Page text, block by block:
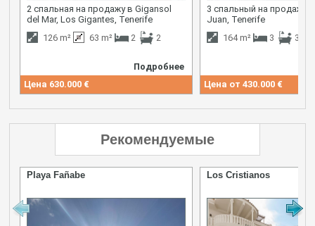
2 спальная на продажу в Gigansol
del Mar, Los Gigantes, Tenerife
126 m²
63 m² 2 2
Подробнее
Цена 630.000 €
3 спальный на продажу в
Juan, Tenerife
164 m²
3 3
Цена от 430.000 €
Рекомендуемые
Playa Fañabe Los Cristianos